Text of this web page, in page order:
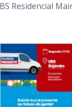
Residencial